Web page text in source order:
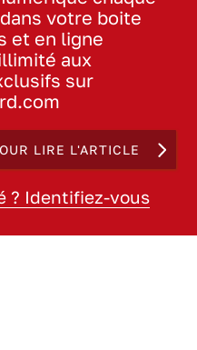
votre boite
et en ligne
aux
sur
LIRE L'ARTICLE
? Identifiez-vous